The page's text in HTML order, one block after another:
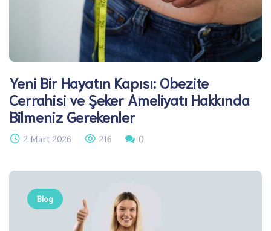
Yeni Bir Hayatın Kapısı: Obezite
Cerrahisi ve Şeker Ameliyatı Hakkında
Bilmeniz Gerekenler
2 Mart 2026 216 0
Blog